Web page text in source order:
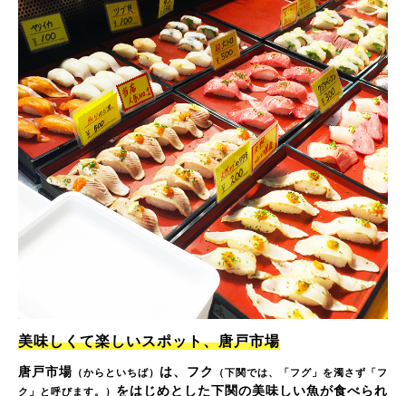
美味しくて楽しいスポット、唐戸市場
唐戸市場 （からといちば） は、フク
（下関では、「フグ」を濁さず「フ
ク」と呼びます。） をはじめとした下関の美味しい魚が食べられ